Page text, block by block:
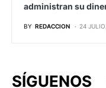
administran su
BY REDACCION 24
SÍGUENOS